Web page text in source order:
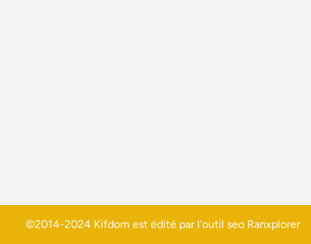
©2014-2024 Kifdom est édité par l'outil seo Ranxplorer